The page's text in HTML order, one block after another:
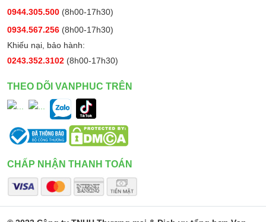
0944.305.500 (8h00-17h30)
0934.567.256 (8h00-17h30)
Khiếu nại, bảo hành:
0243.352.3102 (8h00-17h30)
THEO DÕI VANPHUC TRÊN
CHẤP NHẬN THANH TOÁN